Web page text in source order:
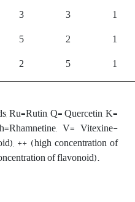
3 3
1
5 2
1
2 5 1
Ru=Rutin, Q= Quercetin, K=
V= Vitexine-
++ (high concentration of
of flavonoid).